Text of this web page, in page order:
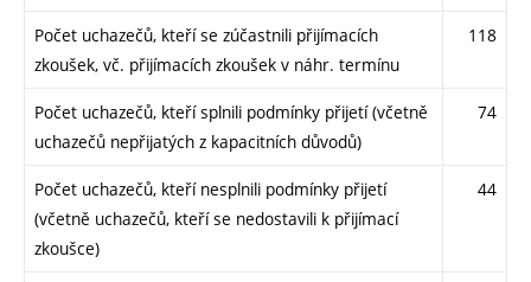
Počet uchazečů, kteří se zúčastnili přijímacích
zkoušek, vč. přijímacích zkoušek v náhr. termínu
118
Počet uchazečů, kteří splnili podmínky přijetí (včetně
uchazečů nepřijatých z kapacitních důvodů)
74
Počet uchazečů, kteří nesplnili podmínky přijetí
(včetně uchazečů, kteří se nedostavili k přijímací
zkoušce)
44